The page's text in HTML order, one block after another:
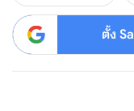
ตั้ง